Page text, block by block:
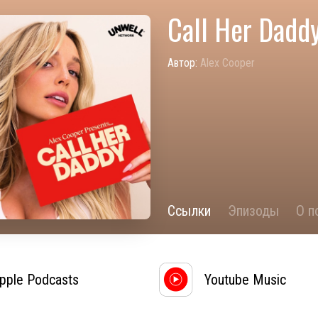
Call Her
Автор: Alex Cooper
Ссылки Эпизоды О
Podcasts Youtube Music